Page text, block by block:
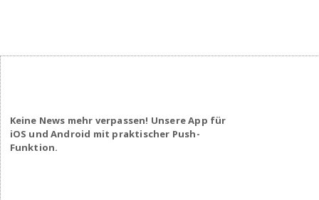
Keine News mehr verpassen! Unsere App für
iOS und Android mit praktischer Push-
Funktion.